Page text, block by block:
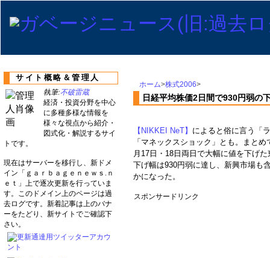
ホーム>株式2006>
日経平均株価2日間で930円弱の
【NIKKEI NeT】 によると俗に言う「
「マネックスショック」とも。まと
月17日・18日両日で大幅に値を下げ
下げ幅は930円弱に達し、新興市場も
かになった。
スポンサードリンク
サイト概略＆管理人
執筆:不破雷蔵
経済・投資分野を中心
に多種多様な情報を
様々な視点から紹介・
図式化・解説するサイ
トです。
現在はサーバーを移行し、新ドメ
イン「ｇａｒｂａｇｅｎｅｗｓ.ｎ
ｅｔ」上で逐次更新を行っていま
す。このドメイン上のページは過
去ログです。新着記事は上のバナ
ーをたどり、新サイトでご確認下
さい。